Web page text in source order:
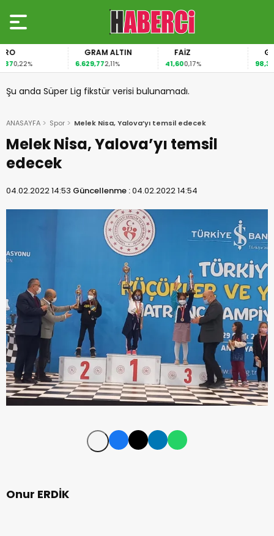
GRAM ALTIN
6.629,772,11%
FAİZ
41,600,17% 98,36
Şu anda Süper Lig fikstür verisi bulunamadı.
ANASAYFA Spor Melek Nisa, Yalova’yı temsil edecek
Melek Nisa, Yalova’yı temsil
edecek
04.02.2022 14:53 Güncellenme :04.02.2022 14:54
Onur ERDİK